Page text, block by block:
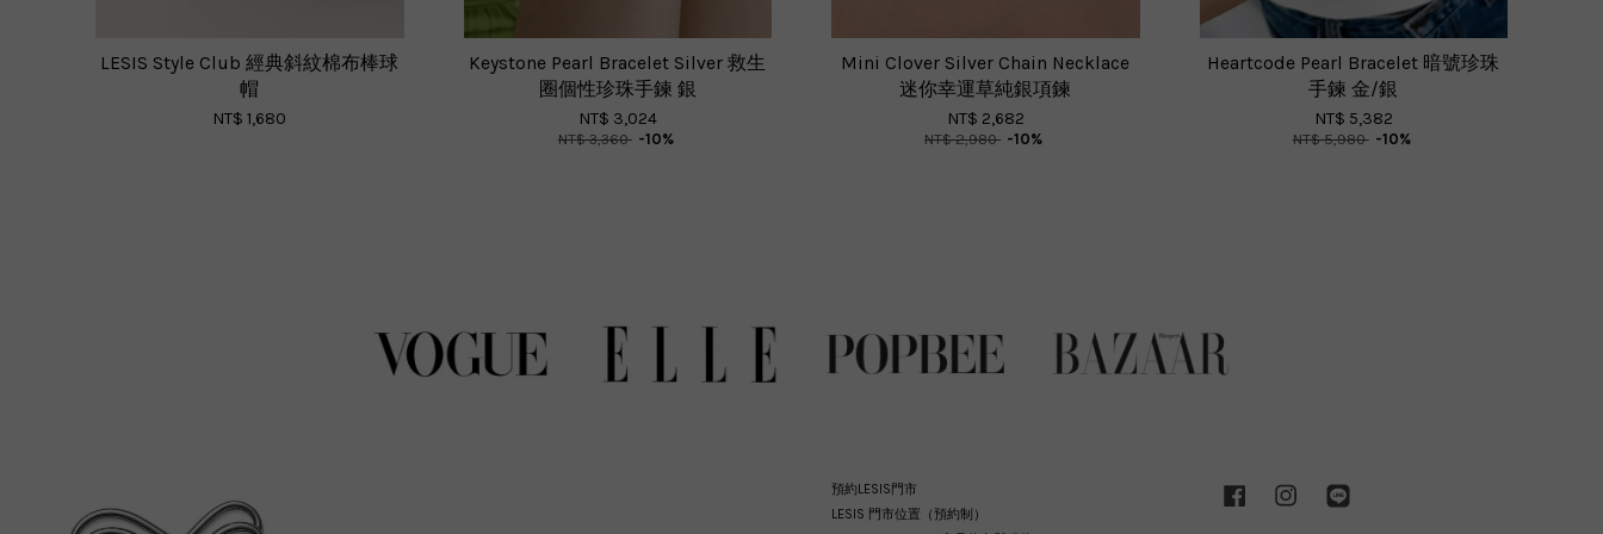
LESIS Style Club 經典斜紋棉布棒球
帽
NT$ 1,680
Keystone Pearl Bracelet Silver 救生
圈個性珍珠手鍊 銀
NT$ 3,024
NT$ 3,360 -10%
Mini Clover Silver Chain Necklace
迷你幸運草純銀項鍊
NT$ 2,682
NT$ 2,980 -10%
Heartcode Pearl Bracelet 暗號珍珠
手鍊 金/銀
NT$ 5,382
NT$ 5,980 -10%
預約LESIS門市
LESIS 門市位置（預約制）
Facebook Instagram